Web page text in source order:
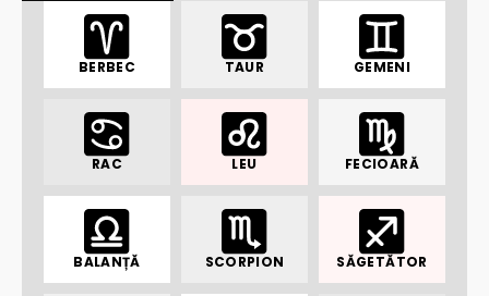
BERBEC TAUR GEMENI
RAC LEU FECIOARĂ
BALANȚĂ SCORPION SĂGETĂTOR